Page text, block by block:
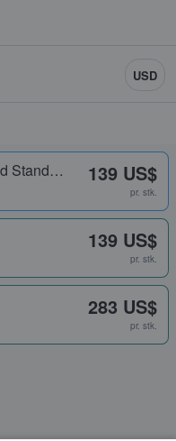
USD
Balcony Unreserved Seating and Standing 139 US$
pr. stk.
139 US$
pr. stk.
283 US$
pr. stk.